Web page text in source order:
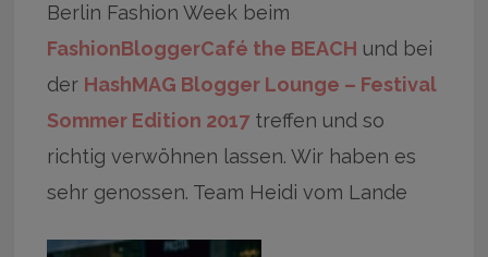
Berlin Fashion Week beim
FashionBloggerCafé the BEACH und bei
der HashMAG Blogger Lounge – Festival
Sommer Edition 2017 treffen und so
richtig verwöhnen lassen. Wir haben es
sehr genossen. Team Heidi vom Lande